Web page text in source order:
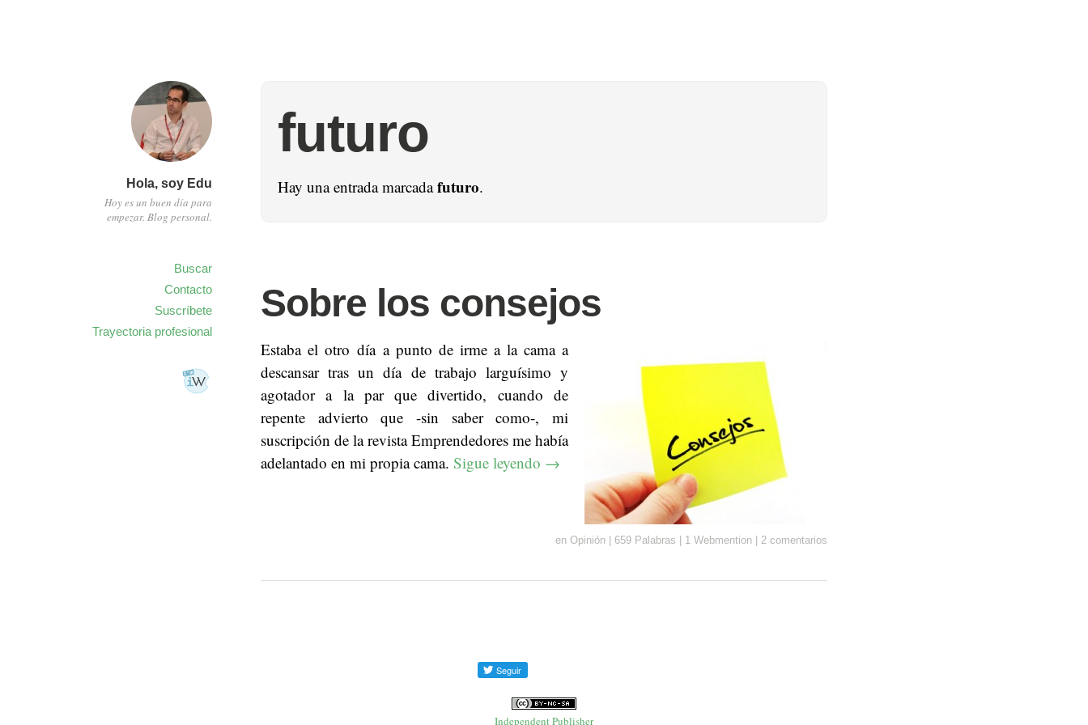
Hola, soy Edu
Hoy es un buen día para
empezar. Blog personal.
Buscar
Contacto
Suscríbete
Trayectoria profesional
futuro
Hay una entrada marcadafuturo.
Sobre los consejos
Estaba el otro día a punto de irme a la cama a
descansar tras un día de trabajo larguísimo y
agotador a la par que divertido, cuando de
repente advierto que -sin saber como-, mi
suscripción de la revista Emprendedores me había
adelantado en mi propia cama. Sigue leyendo →
en Opinión 659 Palabras 1 Webmention 2 comentarios
Independent Publisher